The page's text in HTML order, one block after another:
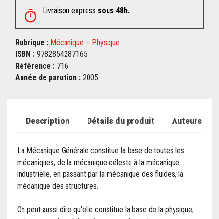
Livraison express sous 48h.
Rubrique : Mécanique – Physique
ISBN : 9782854287165
Référence : 716
Année de parution : 2005
Description Détails du produit Auteurs
La Mécanique Générale constitue la base de toutes les
mécaniques, de la mécanique céleste à la mécanique
industrielle, en passant par la mécanique des fluides, la
mécanique des structures.
On peut aussi dire qu'elle constitue la base de la physique,